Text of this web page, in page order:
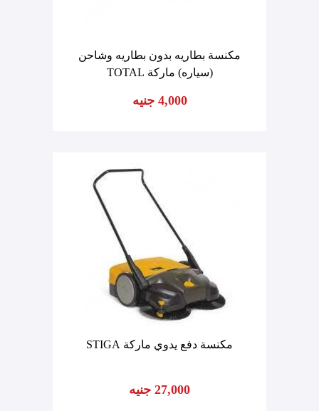
مكنسة بطاريه بدون بطاريه وشاحن
(سياره) ماركة TOTAL
4,000 جنيه
مكنسة دفع يدوي ماركة STIGA
27,000 جنيه